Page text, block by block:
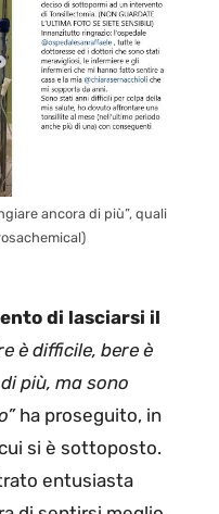
ancora di più”, quali
di lasciarsi il
è difficile, bere è
più, ma sono
ha proseguito, in
si è sottoposto.
entusiasta